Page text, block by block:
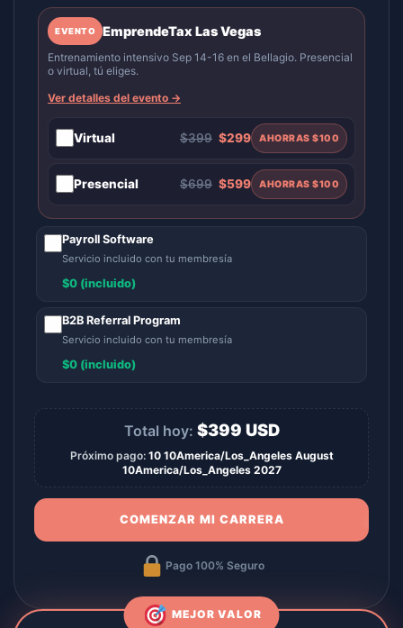
EVENTO EmprendeTax Las Vegas
Entrenamiento intensivo Sep 14-16 en el Bellagio. Presencial
o virtual, tú eliges.
Ver detalles del evento →
Virtual $399 $299 AHORRAS $100
Presencial $699 $599 AHORRAS $100
Payroll Software
Servicio incluido con tu membresía
$0 (incluido)
B2B Referral Program
Servicio incluido con tu membresía
$0 (incluido)
Total hoy: $399 USD
Próximo pago: 10 10America/Los_Angeles August
10America/Los_Angeles 2027
COMENZAR MI CARRERA
Pago 100% Seguro
MEJOR VALOR